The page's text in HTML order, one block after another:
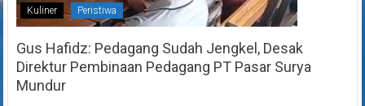
Kuliner Peristiwa
Gus Hafidz: Pedagang Sudah Jengkel, Desak
Direktur Pembinaan Pedagang PT Pasar Surya
Mundur